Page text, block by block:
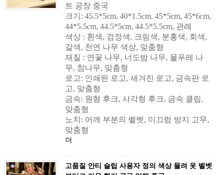
트 공장 중국
크기: 45.5*5cm, 40*1.5cm, 45*5cm, 45*6cm,
44*5.5cm, 44.5*5cm, 44.5*5.5cm, 관례
색상 : 흰색, 검정색, 크림색, 분홍색, 회색,
갈색, 천연 나무 색상, 맞춤형
재질 : 연꽃 나무, 너도밤 나무, 물푸레 나
무, 참나무, 맞춤형
로고: 인쇄된 로고, 새겨진 로고, 금속판 로
고, 맞춤형
금속: 원형 후크, 사각형 후크, 금속 클립,
맞춤형
노치: 어깨 부분의 벨벳, 미끄럼 방지 고무,
맞춤형
더
고품질 안티 슬립 사용자 정의 색상 몰려 옷 벨벳